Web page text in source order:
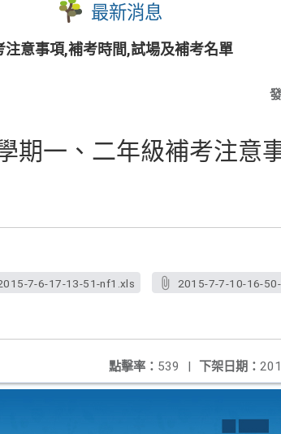
最新消息
意事項,補考時間,試場及補考名單
期一、二年級補考注意
7-6-17-13-51-nf1.xls
2015-7-7-10-16-
下架日期：
點擊率： 539 |